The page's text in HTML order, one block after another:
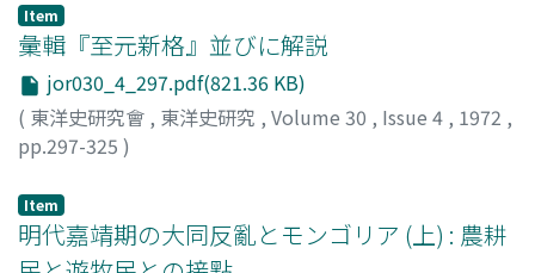
Item
彙輯『至元新格』並びに解説
jor030_4_297.pdf(821.36 KB)
( 東洋史研究會 , 東洋史研究 , Volume 30 , Issue 4 , 1972 ,
pp.297-325 )
Item
明代嘉靖期の大同反亂とモンゴリア (上) : 農耕